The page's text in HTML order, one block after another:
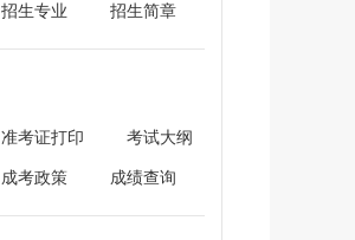
招生专业 招生简章
准考证打印 考试大纲
成考政策 成绩查询